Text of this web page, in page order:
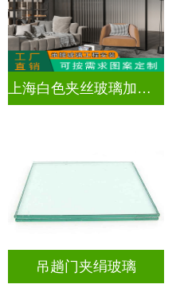
上海白色夹丝玻璃加工厂
吊趟门夹绢玻璃